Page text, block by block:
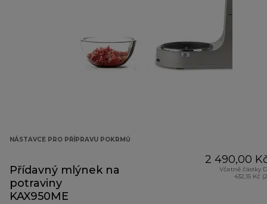
NÁSTAVCE PRO PŘÍPRAVU POKRMŮ
Přídavný mlýnek na
potraviny
KAX950ME
2 490,00
Včetně částky
432,15 Kč